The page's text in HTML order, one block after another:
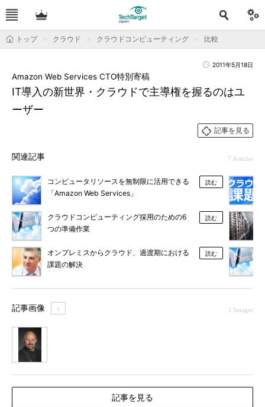
トップ クラウド クラウドコンピューティング 比較
2011年5月18日
IT導入の新世界・クラウドで主導権を握るのはユ
ーザー
Amazon Web Services CTO特別寄稿
記事を見る
関連記事 7 Articles
コンピュータリソースを無制限に活用できる
「Amazon Web Services」
読む
クラウドコンピューティング採用のための6
つの準備作業
読む
オンプレミスからクラウド、過渡期における
課題の解決
読む
記事画像 ＋ 1 Images
記事を見る